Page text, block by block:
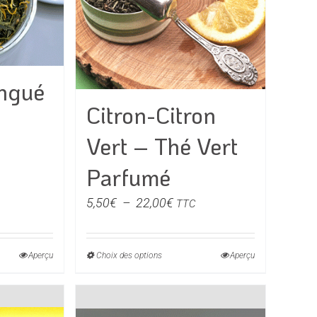
choisies
sur
la
page
du
Aperçu
Citron-Citron
Vert – Thé Vert
Parfumé
5,50€ – 22,00€Plage
prix :
TTC
Choix des optionsCe
Aperçu